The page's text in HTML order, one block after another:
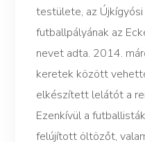
testülete, az Újkígyósi
futballpályának az
nevet adta. 2014.
keretek között
elkészített lelátót a
Ezenkívül a
felújított öltözőt,